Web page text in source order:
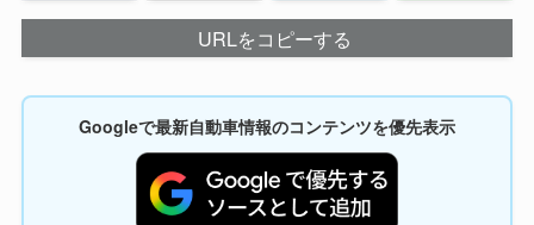
URLをコピーする
Googleで最新自動車情報のコンテンツを優先表示